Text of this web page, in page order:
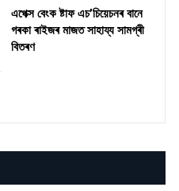
​এপেক্স বেংক ষ্টাফ এচ’চিয়েচনৰ বানে
গৰকা ৰাইজৰ মাজত সাহায্য সামগ্ৰী
বিতৰণ ​